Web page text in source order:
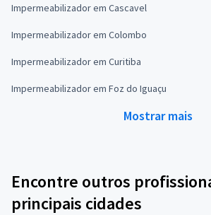
Impermeabilizador em Cascavel
Impermeabilizador em Colombo
Impermeabilizador em Curitiba
Impermeabilizador em Foz do Iguaçu
Mostrar mais
Encontre outros
principais cidades